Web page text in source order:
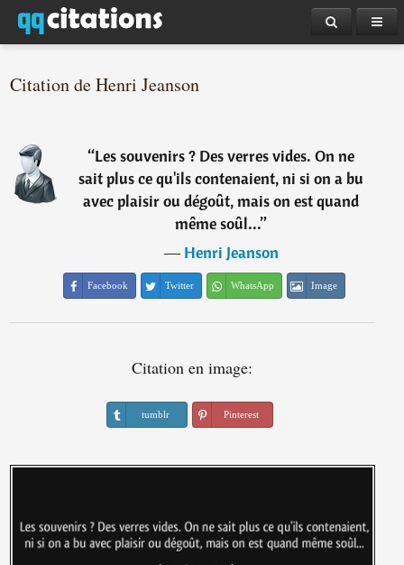
Citation de Henri Jeanson
“Les souvenirs ? Des verres vides. On ne
sait plus ce qu'ils contenaient, ni si on a bu
avec plaisir ou dégoût, mais on est quand
même soûl...”
―Henri Jeanson
Facebook Twitter WhatsApp Image
Citation en image:
tumblr Pinterest